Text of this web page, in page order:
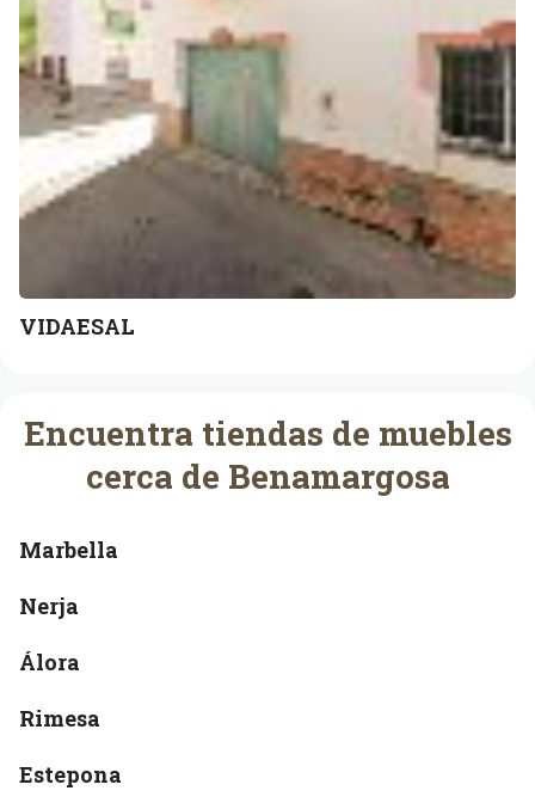
L
VIDAESAL
Encuentra tiendas de muebles
cerca de Benamargosa
Marbella
Nerja
Álora
Rimesa
Estepona